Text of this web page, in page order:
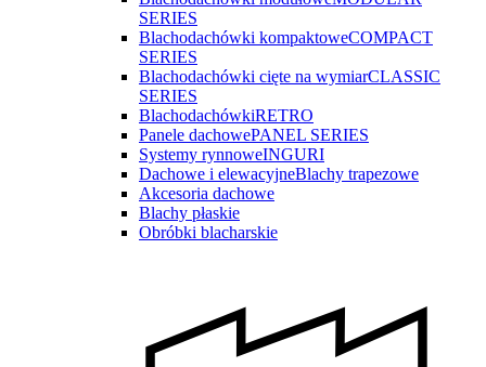
SERIES
Blachodachówki kompaktoweCOMPACT
SERIES
Blachodachówki cięte na wymiarCLASSIC
SERIES
BlachodachówkiRETRO
Panele dachowePANEL SERIES
Systemy rynnoweINGURI
Dachowe i elewacyjneBlachy trapezowe
Akcesoria dachowe
Blachy płaskie
Obróbki blacharskie